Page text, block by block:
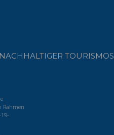
NACHHALTIGER TOURISMOS
Rahmen